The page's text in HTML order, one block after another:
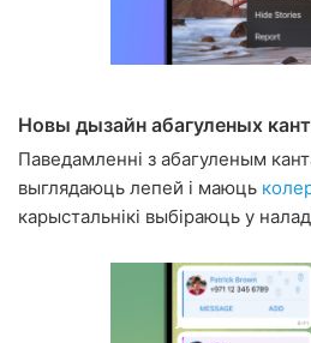
Новы дызайн абагуленых
Паведамленні з абагуленым
выглядаюць лепей і маюць
карыстальнікі выбіраюць у